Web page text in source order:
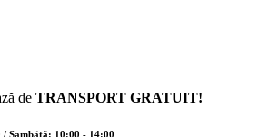
de TRANSPORT GRATUIT!
Sambătă: 10:00 - 14:00